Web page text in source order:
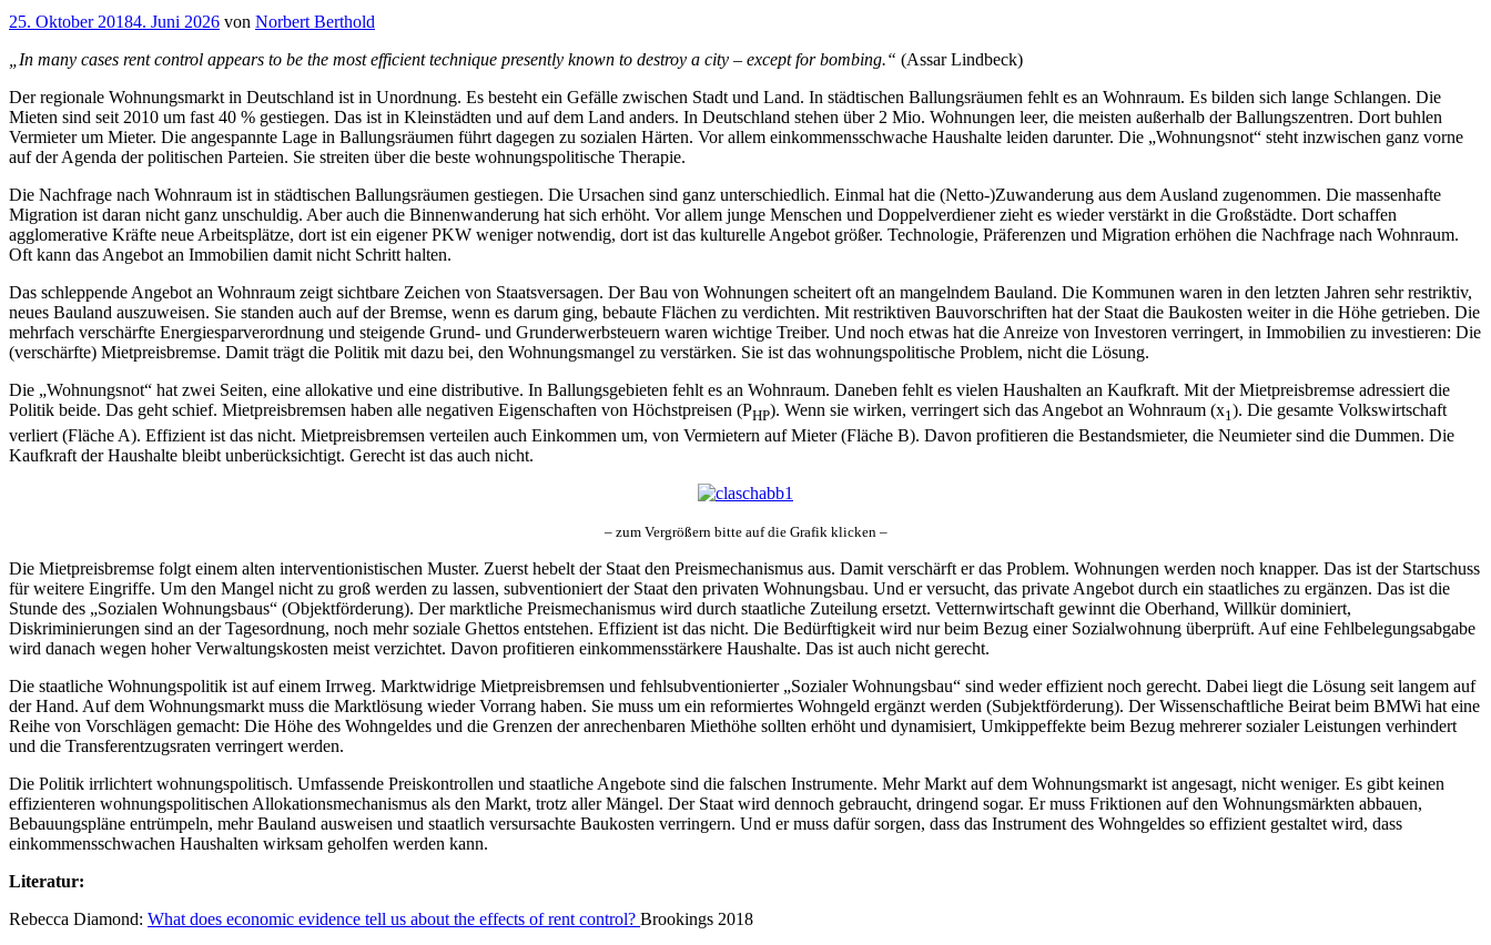
Veröffentlicht
25. Oktober 20184. Juni 2026 von Norbert Berthold
„In many cases rent control appears to be the most efficient technique presently known to destroy a city – except for bombing.“ (Assar Lindbeck)
Der regionale Wohnungsmarkt in Deutschland ist in Unordnung. Es besteht ein Gefälle zwischen Stadt und Land. In städtischen Ballungsräumen fehlt es an Wohnraum. Es bilden sich lange Schlangen. Die
Mieten sind seit 2010 um fast 40 % gestiegen. Das ist in Kleinstädten und auf dem Land anders. In Deutschland stehen über 2 Mio. Wohnungen leer, die meisten außerhalb der Ballungszentren. Dort buhlen
Vermieter um Mieter. Die angespannte Lage in Ballungsräumen führt dagegen zu sozialen Härten. Vor allem einkommensschwache Haushalte leiden darunter. Die „Wohnungsnot“ steht inzwischen ganz vorne
auf der Agenda der politischen Parteien. Sie streiten über die beste wohnungspolitische Therapie.
Die Nachfrage nach Wohnraum ist in städtischen Ballungsräumen gestiegen. Die Ursachen sind ganz unterschiedlich. Einmal hat die (Netto-)Zuwanderung aus dem Ausland zugenommen. Die massenhafte
Migration ist daran nicht ganz unschuldig. Aber auch die Binnenwanderung hat sich erhöht. Vor allem junge Menschen und Doppelverdiener zieht es wieder verstärkt in die Großstädte. Dort schaffen
agglomerative Kräfte neue Arbeitsplätze, dort ist ein eigener PKW weniger notwendig, dort ist das kulturelle Angebot größer. Technologie, Präferenzen und Migration erhöhen die Nachfrage nach Wohnraum.
Oft kann das Angebot an Immobilien damit nicht Schritt halten.
Das schleppende Angebot an Wohnraum zeigt sichtbare Zeichen von Staatsversagen. Der Bau von Wohnungen scheitert oft an mangelndem Bauland. Die Kommunen waren in den letzten Jahren sehr restriktiv,
neues Bauland auszuweisen. Sie standen auch auf der Bremse, wenn es darum ging, bebaute Flächen zu verdichten. Mit restriktiven Bauvorschriften hat der Staat die Baukosten weiter in die Höhe getrieben. Die
mehrfach verschärfte Energiesparverordnung und steigende Grund- und Grunderwerbsteuern waren wichtige Treiber. Und noch etwas hat die Anreize von Investoren verringert, in Immobilien zu investieren: Die
(verschärfte) Mietpreisbremse. Damit trägt die Politik mit dazu bei, den Wohnungsmangel zu verstärken. Sie ist das wohnungspolitische Problem, nicht die Lösung.
Die „Wohnungsnot“ hat zwei Seiten, eine allokative und eine distributive. In Ballungsgebieten fehlt es an Wohnraum. Daneben fehlt es vielen Haushalten an Kaufkraft. Mit der Mietpreisbremse adressiert die
Politik beide. Das geht schief. Mietpreisbremsen haben alle negativen Eigenschaften von Höchstpreisen (PHP). Wenn sie wirken, verringert sich das Angebot an Wohnraum (x1). Die gesamte Volkswirtschaft
verliert (Fläche A). Effizient ist das nicht. Mietpreisbremsen verteilen auch Einkommen um, von Vermietern auf Mieter (Fläche B). Davon profitieren die Bestandsmieter, die Neumieter sind die Dummen. Die
Kaufkraft der Haushalte bleibt unberücksichtigt. Gerecht ist das auch nicht.
– zum Vergrößern bitte auf die Grafik klicken –
Die Mietpreisbremse folgt einem alten interventionistischen Muster. Zuerst hebelt der Staat den Preismechanismus aus. Damit verschärft er das Problem. Wohnungen werden noch knapper. Das ist der Startschuss
für weitere Eingriffe. Um den Mangel nicht zu groß werden zu lassen, subventioniert der Staat den privaten Wohnungsbau. Und er versucht, das private Angebot durch ein staatliches zu ergänzen. Das ist die
Stunde des „Sozialen Wohnungsbaus“ (Objektförderung). Der marktliche Preismechanismus wird durch staatliche Zuteilung ersetzt. Vetternwirtschaft gewinnt die Oberhand, Willkür dominiert,
Diskriminierungen sind an der Tagesordnung, noch mehr soziale Ghettos entstehen. Effizient ist das nicht. Die Bedürftigkeit wird nur beim Bezug einer Sozialwohnung überprüft. Auf eine Fehlbelegungsabgabe
wird danach wegen hoher Verwaltungskosten meist verzichtet. Davon profitieren einkommensstärkere Haushalte. Das ist auch nicht gerecht.
Die staatliche Wohnungspolitik ist auf einem Irrweg. Marktwidrige Mietpreisbremsen und fehlsubventionierter „Sozialer Wohnungsbau“ sind weder effizient noch gerecht. Dabei liegt die Lösung seit langem auf
der Hand. Auf dem Wohnungsmarkt muss die Marktlösung wieder Vorrang haben. Sie muss um ein reformiertes Wohngeld ergänzt werden (Subjektförderung). Der Wissenschaftliche Beirat beim BMWi hat eine
Reihe von Vorschlägen gemacht: Die Höhe des Wohngeldes und die Grenzen der anrechenbaren Miethöhe sollten erhöht und dynamisiert, Umkippeffekte beim Bezug mehrerer sozialer Leistungen verhindert
und die Transferentzugsraten verringert werden.
Die Politik irrlichtert wohnungspolitisch. Umfassende Preiskontrollen und staatliche Angebote sind die falschen Instrumente. Mehr Markt auf dem Wohnungsmarkt ist angesagt, nicht weniger. Es gibt keinen
effizienteren wohnungspolitischen Allokationsmechanismus als den Markt, trotz aller Mängel. Der Staat wird dennoch gebraucht, dringend sogar. Er muss Friktionen auf den Wohnungsmärkten abbauen,
Bebauungspläne entrümpeln, mehr Bauland ausweisen und staatlich versursachte Baukosten verringern. Und er muss dafür sorgen, dass das Instrument des Wohngeldes so effizient gestaltet wird, dass
einkommensschwachen Haushalten wirksam geholfen werden kann.
Literatur:
Rebecca Diamond: What does economic evidence tell us about the effects of rent control? Brookings 2018